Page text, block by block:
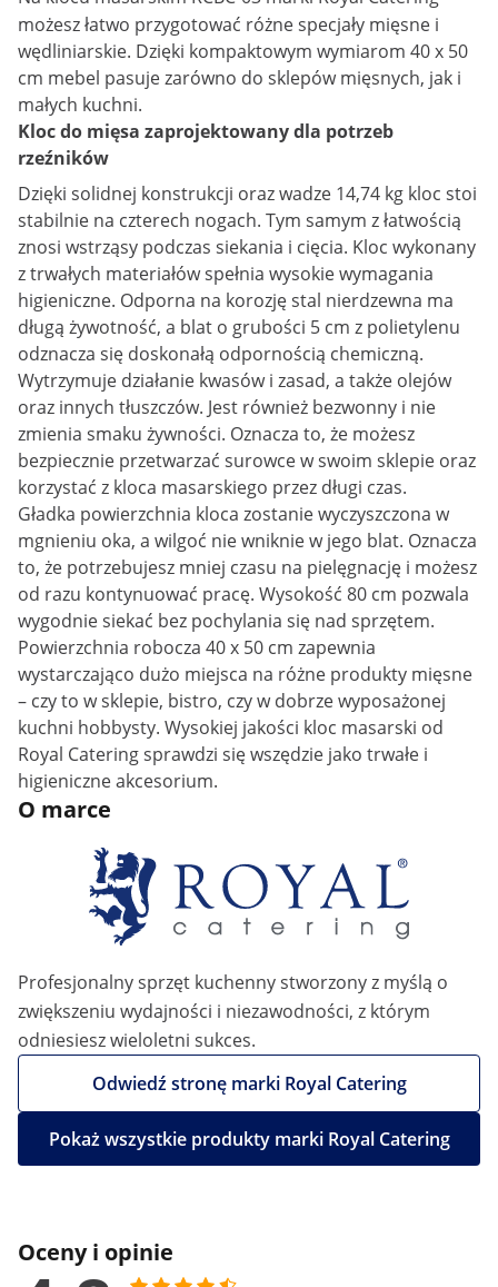
możesz łatwo przygotować różne specjały mięsne i
wędliniarskie. Dzięki kompaktowym wymiarom 40 x 50
cm mebel pasuje zarówno do sklepów mięsnych, jak i
małych kuchni.
Kloc do mięsa zaprojektowany dla potrzeb
rzeźników
Dzięki solidnej konstrukcji oraz wadze 14,74 kg kloc stoi
stabilnie na czterech nogach. Tym samym z łatwością
znosi wstrząsy podczas siekania i cięcia. Kloc wykonany
z trwałych materiałów spełnia wysokie wymagania
higieniczne. Odporna na korozję stal nierdzewna ma
długą żywotność, a blat o grubości 5 cm z polietylenu
odznacza się doskonałą odpornością chemiczną.
Wytrzymuje działanie kwasów i zasad, a także olejów
oraz innych tłuszczów. Jest również bezwonny i nie
zmienia smaku żywności. Oznacza to, że możesz
bezpiecznie przetwarzać surowce w swoim sklepie oraz
korzystać z kloca masarskiego przez długi czas.
Gładka powierzchnia kloca zostanie wyczyszczona w
mgnieniu oka, a wilgoć nie wniknie w jego blat. Oznacza
to, że potrzebujesz mniej czasu na pielęgnację i możesz
od razu kontynuować pracę. Wysokość 80 cm pozwala
wygodnie siekać bez pochylania się nad sprzętem.
Powierzchnia robocza 40 x 50 cm zapewnia
wystarczająco dużo miejsca na różne produkty mięsne
– czy to w sklepie, bistro, czy w dobrze wyposażonej
kuchni hobbysty. Wysokiej jakości kloc masarski od
Royal Catering sprawdzi się wszędzie jako trwałe i
higieniczne akcesorium.
O marce
Profesjonalny sprzęt kuchenny stworzony z myślą o
zwiększeniu wydajności i niezawodności, z którym
odniesiesz wieloletni sukces.
Odwiedź stronę marki Royal Catering
Pokaż wszystkie produkty marki Royal Catering
Oceny i opinie